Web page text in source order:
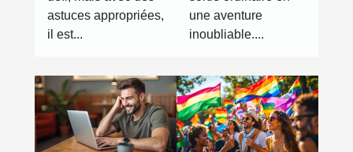
astuces appropriées,
il est...
une aventure
inoubliable....